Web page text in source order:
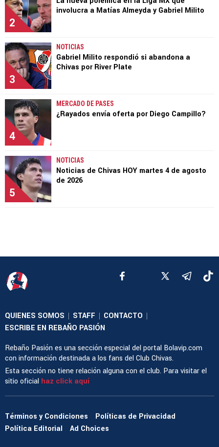
2
involucra a Matías Almeyda y Gabriel Milito
3
NOTICIAS
Gabriel Milito respondió si abandona a
Chivas por River Plate
4
MERCADO DE PASES
¿Rayados envía oferta por Diego Campillo?
5
NOTICIAS
Noticias de Chivas HOY martes 4 de agosto
de 2026
QUIENES SOMOS | STAFF | CONTACTO |
ESCRIBE EN REBAÑO PASIÓN
Rebaño Pasión es una sección especial del portal Bolavip.com
con información destinada a los fans del Club Chivas.
Esta sección no tiene relación alguna con el club. Para visitar el
sitio oficial haz click aquí
Términos y Condiciones
Políticas de Privacidad
Política Editorial
Ad Choices